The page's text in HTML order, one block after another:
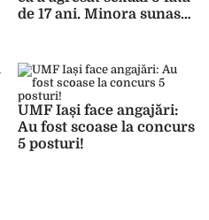
de 17 ani. Minora sunase
UMF Iași face angajări:
Au fost scoase la concurs
5 posturi!